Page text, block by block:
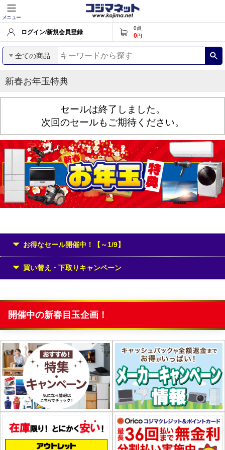
メニュー
ログイン/新規会員登録
0点
0円
全ての商品
新春お年玉特典
セールは終了しました。
次回のセールもご期待ください。
お得なセール開催中！【～1/9】
買い替え・下取りキャンペーン
開催中の新春目玉企画！